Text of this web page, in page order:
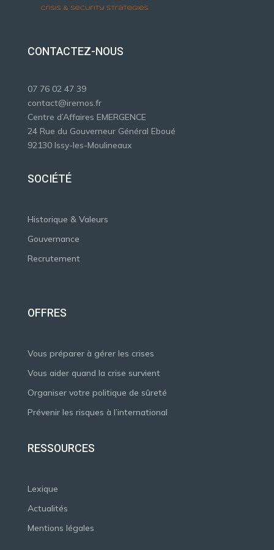
CONTACTEZ-NOUS
07 76 02 47 39
contact@iremos.fr
Centre d’Affaires EMERGENCE
24 Rue du Gouverneur Général Eboué
92130 Issy-les-Moulineaux
SOCIÉTÉ
Historique & Valeurs
Gouvernance
Recrutement
OFFRES
Vous préparer à gérer les crises
Vous aider quand la crise survient
Organiser votre politique de sûreté
Prévenir les risques à l’international
RESSOURCES
Lexique
Actualités
Mentions légales